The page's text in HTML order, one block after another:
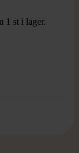
1 st i lager.